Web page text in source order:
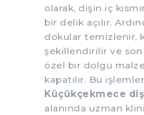
olarak, dişin iç
bir delik açılır.
dokular temizlenir,
şekillendirilir ve son
özel bir dolgu
kapatılır. Bu işlemler
Küçükçekmece
alanında uzman